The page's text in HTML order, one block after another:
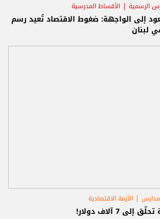
الرسمية الأقساط المدرسية
إلى الواجهة: ضغوط الاقتصاد تُعيد رسم
لبنان
الأزمة الاقتصادية
7 آلاف دولار!